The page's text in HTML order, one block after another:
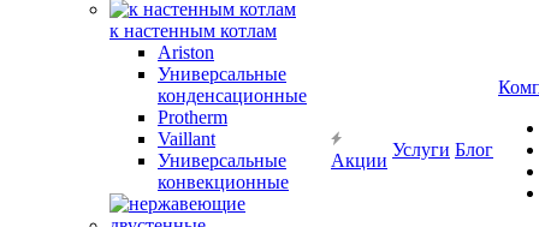
к настенным котлам
Ariston
Универсальные
конденсационные
Protherm
Vaillant
Универсальные
конвекционные
Акции
Услуги Блог